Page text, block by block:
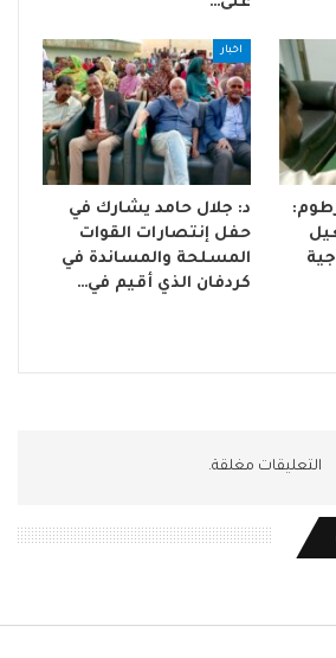
اخبار
د: جلال حامد يشارك في
حفل إنتصارات القوات
المسلحة والمساندة في
كردفان الذي أقيم في…
التعليقات مغلقة.